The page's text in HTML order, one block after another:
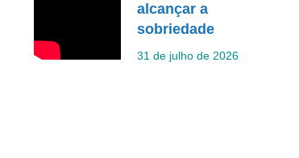
alcançar a
sobriedade
31 de julho de 2026